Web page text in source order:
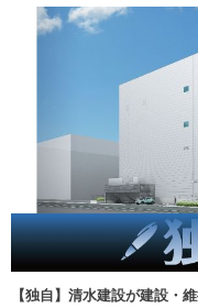
【独自】清水建設が建設・